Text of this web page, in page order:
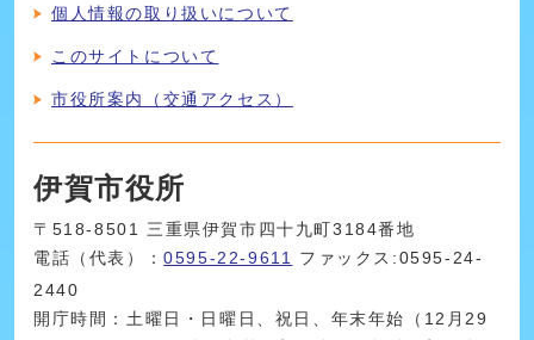
個人情報の取り扱いについて
このサイトについて
市役所案内（交通アクセス）
伊賀市役所
〒518-8501 三重県伊賀市四十九町3184番地
電話（代表）：0595-22-9611
ファックス:0595-24-
2440
開庁時間：土曜日・日曜日、祝日、年末年始（12月29